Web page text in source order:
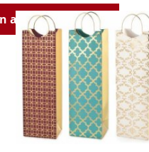
aan winkelwagen